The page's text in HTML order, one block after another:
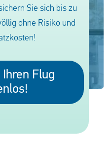
Sie sich bis zu
ohne Risiko und
Flug